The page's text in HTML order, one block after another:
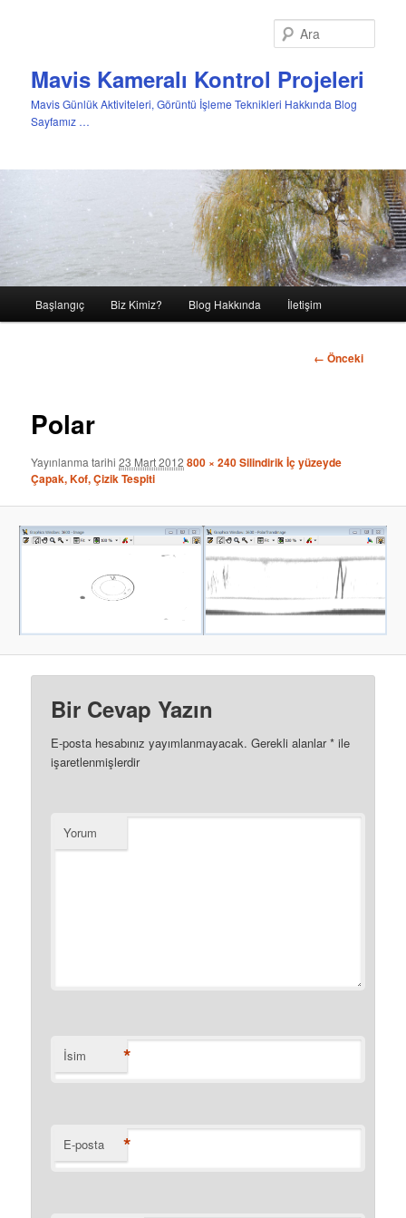
Mavis Kameralı Kontrol Projeleri
Mavis Günlük Aktiviteleri, Görüntü İşleme Teknikleri Hakkında Blog
Sayfamız …
Birincil
Başlangıç Biz Kimiz? Blog Hakkında İletişim
Görsel
← Önceki
Polar
Yayınlanma tarihi 23 Mart 2012 800 × 240Silindirik İç yüzeyde
Çapak, Kof, Çizik Tespiti
Bir Cevap Yazın
E-posta hesabınız yayımlanmayacak. Gerekli alanlar* ile
işaretlenmişlerdir
Yorum
İsim *
E-posta *